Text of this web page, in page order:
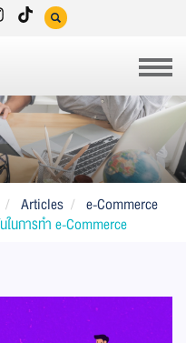
Articles
e-Commerce
นการทำ e-Commerce